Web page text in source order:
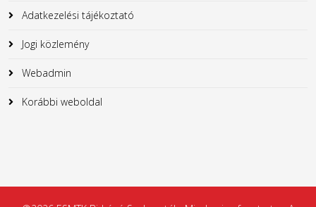
Adatkezelési tájékoztató
Jogi közlemény
Webadmin
Korábbi weboldal